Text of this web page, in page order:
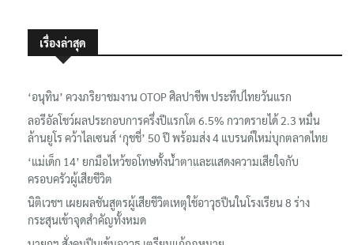
‘อนุทิน’ ควงภริยาชมงาน OTOP ศิลปาชีพ ประทีปไทยวันแรก
ลอรีอัลโชว์ผลประกอบการครึ่งปีแรกโต 6.5% กวาดรายได้ 2.3 หมื่น
ล้านยูโร คว้าไลเซนส์ ‘กุชชี่’ 50 ปี พร้อมส่ง 4 แบรนด์ใหม่บุกตลาดไทย
‘แม่เด็ก 14’ ยกมือไหว้ขอโทษทั้งน้ำตาและแสดงความเสียใจกับ
ครอบครัวผู้เสียชีวิต
นิติเวชฯ เผยผลชันสูตรผู้เสียชีวิตเหตุใช้อาวุธปืนในโรงเรียน 8 ร่าง